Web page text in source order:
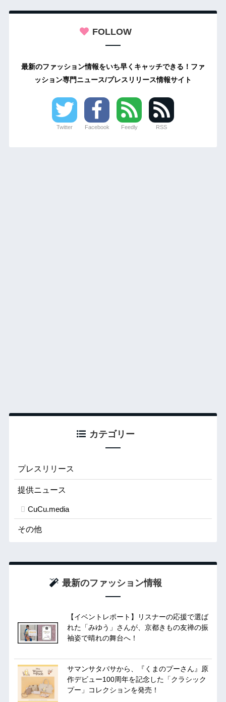
FOLLOW
最新のファッション情報をいち早くキャッチできる！ファ
ッション専門ニュース/プレスリリース情報サイト
Twitter Facebook Feedly RSS
カテゴリー
プレスリリース
提供ニュース
CuCu.media
その他
最新のファッション情報
【イベントレポート】リスナーの応援で選ば
れた「みゆう」さんが、京都きもの友禅の振
袖姿で晴れの舞台へ！
サマンサタバサから、『くまのプーさん』原
作デビュー100周年を記念した「クラシック
プー」コレクションを発売！